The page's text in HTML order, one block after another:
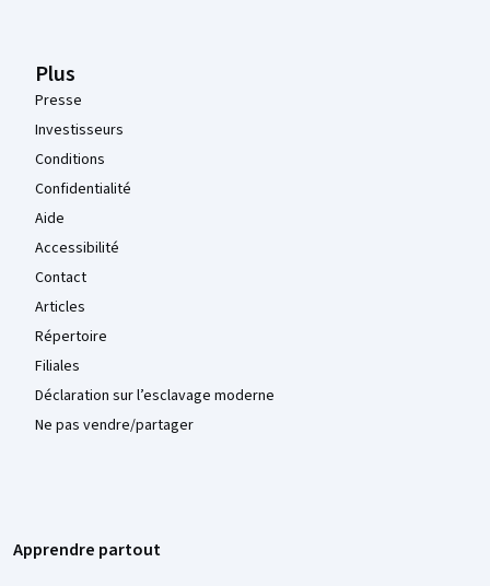
Plus
Presse
Investisseurs
Conditions
Confidentialité
Aide
Accessibilité
Contact
Articles
Répertoire
Filiales
Déclaration sur l’esclavage moderne
Ne pas vendre/partager
Apprendre partout